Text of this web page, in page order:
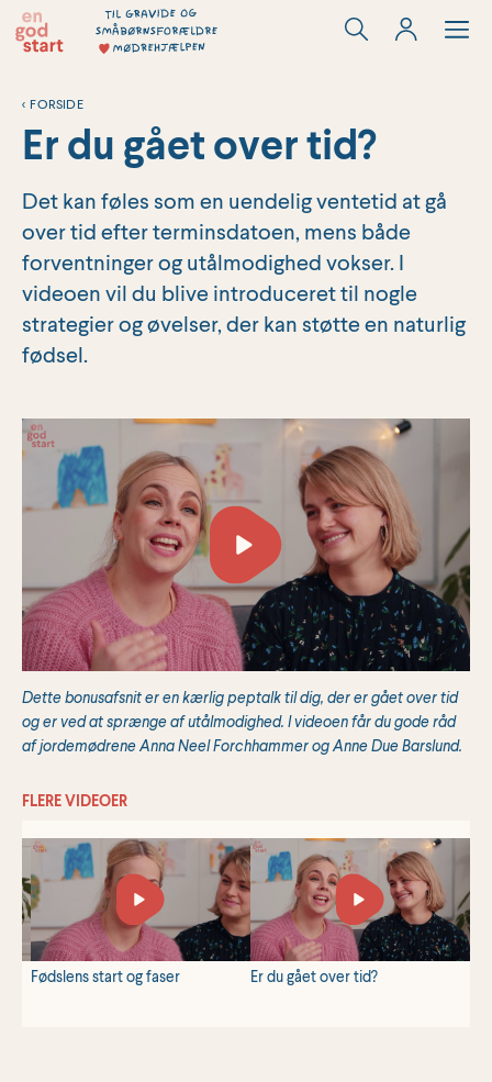
Hop
< FORSIDE
Er du gået over tid?
Det kan føles som en uendelig ventetid at gå
over tid efter terminsdatoen, mens både
forventninger og utålmodighed vokser. I
videoen vil du blive introduceret til nogle
strategier og øvelser, der kan støtte en naturlig
fødsel.
Dette bonusafsnit er en kærlig peptalk til dig, der er gået over tid
og er ved at sprænge af utålmodighed. I videoen får du gode råd
af jordemødrene Anna Neel Forchhammer og Anne Due Barslund.
FLERE VIDEOER
Fødslens start og faser Er du gået over tid?